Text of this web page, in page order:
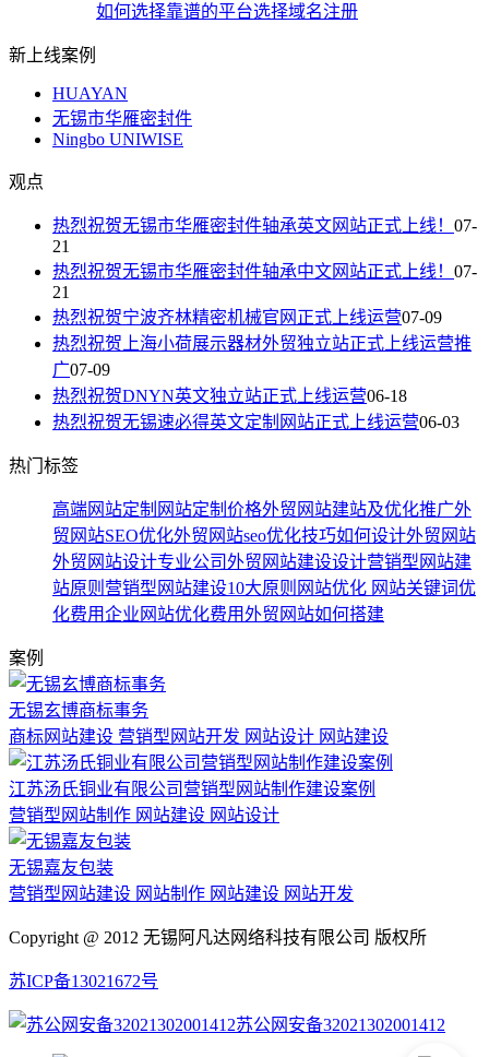
如何选择靠谱的平台选择域名注册
新上线案例
HUAYAN
无锡市华雁密封件
Ningbo UNIWISE
观点
热烈祝贺无锡市华雁密封件轴承英文网站正式上线！ 07-
21
热烈祝贺无锡市华雁密封件轴承中文网站正式上线！ 07-
21
热烈祝贺宁波齐林精密机械官网正式上线运营07-09
热烈祝贺上海小荷展示器材外贸独立站正式上线运营推
广07-09
热烈祝贺DNYN英文独立站正式上线运营06-18
热烈祝贺无锡速必得英文定制网站正式上线运营06-03
热门标签
高端网站定制 网站定制价格外贸网站建站及优化推广外
贸网站SEO优化外贸网站seo优化技巧如何设计外贸网站
外贸网站设计专业公司外贸网站建设设计营销型网站建
站原则 营销型网站建设10大原则 网站优化 网站关键词优
化费用企业网站优化费用外贸网站如何搭建
案例
无锡玄博商标事务
商标网站建设 营销型网站开发 网站设计 网站建设
江苏汤氏铜业有限公司营销型网站制作建设案例
营销型网站制作 网站建设 网站设计
无锡嘉友包装
营销型网站建设 网站制作 网站建设 网站开发
Copyright @ 2012 无锡阿凡达网络科技有限公司 版权所
苏ICP备13021672号
苏公网安备32021302001412